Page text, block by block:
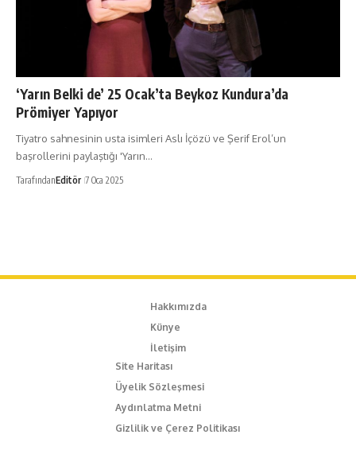
‘Yarın Belki de’ 25 Ocak’ta Beykoz Kundura’da
Prömiyer Yapıyor
Tiyatro sahnesinin usta isimleri Aslı İçözü ve Şerif Erol’un
başrollerini paylaştığı 'Yarın…
TarafındanEditör 7 Oca 2025
Hakkımızda
Künye
İletişim
Site Haritası
Üyelik Sözleşmesi
Aydınlatma Metni
Gizlilik ve Çerez Politikası